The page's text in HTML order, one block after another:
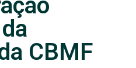
CBMF